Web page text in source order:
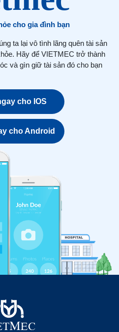
cho gia đình bạn
ta lại vô tình lãng quên tài sản
Hãy để VIETMEC trở thành
và gìn giữ tài sản đó cho bạn
cho IOS
cho Android